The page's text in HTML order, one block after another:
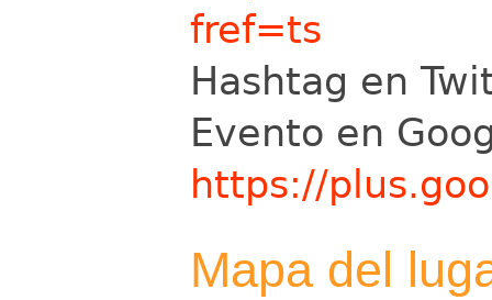
fref=ts
Hashtag en
Evento en
https://
Mapa del